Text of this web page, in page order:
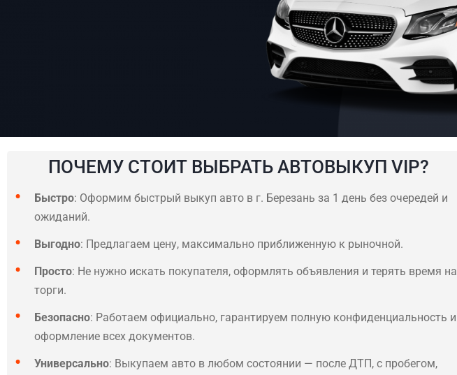
ПОЧЕМУ СТОИТ ВЫБРАТЬ АВТОВЫКУП VIP?
Быстро: Оформим быстрый выкуп авто в г. Березань за 1 день без очередей и
ожиданий.
Выгодно: Предлагаем цену, максимально приближенную к рыночной.
Просто: Не нужно искать покупателя, оформлять объявления и терять время на
торги.
Безопасно: Работаем официально, гарантируем полную конфиденциальность и
оформление всех документов.
Универсально: Выкупаем авто в любом состоянии — после ДТП, с пробегом,